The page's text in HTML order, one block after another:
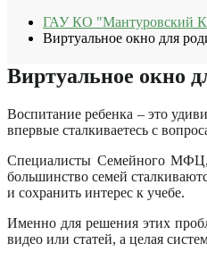
ГАУ КО "Мантуровский
Виртуальное окно для
Виртуальное окно
Воспитание ребенка – это
впервые сталкиваетесь с
Специалисты Семейного МФЦ,
большинство семей
и сохранить интерес к учебе.
Именно для решения этих
видео или статей, а целая